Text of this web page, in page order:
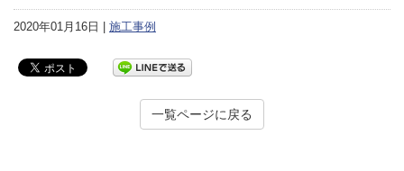
2020年01月16日 | 施工事例
一覧ページに戻る